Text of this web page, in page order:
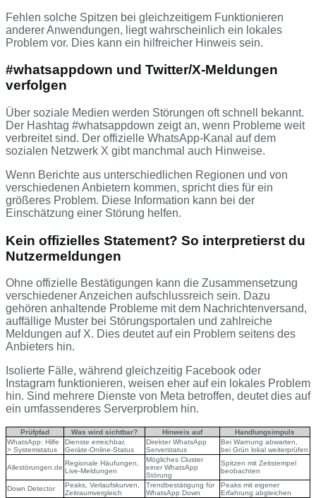
Fehlen solche Spitzen bei gleichzeitigem Funktionieren
anderer Anwendungen, liegt wahrscheinlich ein lokales
Problem vor. Dies kann ein hilfreicher Hinweis sein.
#whatsappdown und Twitter/X-Meldungen
verfolgen
Über soziale Medien werden Störungen oft schnell bekannt.
Der Hashtag #whatsappdown zeigt an, wenn Probleme weit
verbreitet sind. Der offizielle WhatsApp-Kanal auf dem
sozialen Netzwerk X gibt manchmal auch Hinweise.
Wenn Berichte aus unterschiedlichen Regionen und von
verschiedenen Anbietern kommen, spricht dies für ein
größeres Problem. Diese Information kann bei der
Einschätzung einer Störung helfen.
Kein offizielles Statement? So interpretierst du
Nutzermeldungen
Ohne offizielle Bestätigungen kann die Zusammensetzung
verschiedener Anzeichen aufschlussreich sein. Dazu
gehören anhaltende Probleme mit dem Nachrichtenversand,
auffällige Muster bei Störungsportalen und zahlreiche
Meldungen auf X. Dies deutet auf ein Problem seitens des
Anbieters hin.
Isolierte Fälle, während gleichzeitig Facebook oder
Instagram funktionieren, weisen eher auf ein lokales Problem
hin. Sind mehrere Dienste von Meta betroffen, deutet dies auf
ein umfassenderes Serverproblem hin.
Prüfpfad Was wird sichtbar? Hinweis auf
Handlungsimpuls
WhatsApp: Hilfe
> Systemstatus
Dienste erreichbar,
Geräte-Online-Status
Direkter WhatsApp
Serverstatus
Bei Warnung abwarten,
bei Grün lokal weiterprüfen
Allestörungen.de
Regionale Häufungen,
Live-Meldungen
Mögliches Cluster
einer WhatsApp
Störung
Spitzen mit Zeitstempel
beobachten
Down Detector
Peaks, Verlaufskurven,
Zeitraumvergleich
Trendbestätigung für
WhatsApp Down
Peaks mit eigener
Erfahrung abgleichen